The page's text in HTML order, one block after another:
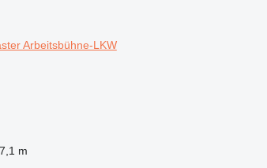
Arbeitsbühne-LKW
7,1 m